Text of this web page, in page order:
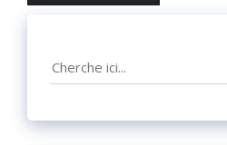
Search